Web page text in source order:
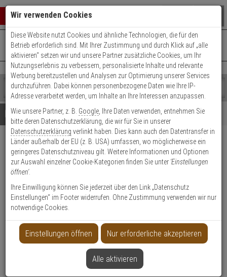
Warenkorb schließen
0 ARTIKEL IM WARENKORB
Ihr Warenkorb ist momentan leer.
Ergebnisse ()
Fertig
Shop
durchsuchen
Bitte
geben
Sie
mindestens
Zeichen
ein,
um
Suche
Es
wurde
noch
Kategorien
Suche
gestartet
+49 (0)821 899 493-0Mo. - Do.: 8:00 - 16:30 | Fr.: 8:00 - 14:00 Uhr
Kontaktservice nutzen
Details Beratung
IKON Verbindungsteile 1954
AUS=TH300 SGR
Produktmerkmale
Datenblatt drucken
Produktinformationen
Verbindungsteile
Wir verwenden Cookies
Diese Website nutzt Cookies und ähnliche Technologien, die für den
Betrieb erforderlich sind. Mit Ihrer Zustimmung und durch Klick auf „alle
aktivieren“ setzen wir und unsere Partner zusätzliche Cookies, um Ihr
Nutzungserlebnis zu verbessern, personalisierte Inhalte und relevante
Werbung bereitzustellen und Analysen zur Optimierung unserer Services
durchzuführen. Dabei können personenbezogene Daten wie Ihre IP-
Adresse verarbeitet werden, um Inhalte an Ihre Interessen anzupassen.
Wie unsere Partner, z. B. Google , Ihre Daten verwenden, entnehmen Sie
bitte deren Datenschutzerklärung, die wir für Sie in unserer
Datenschutzerklärung verlinkt haben. Dies kann auch den Datentransfer in
Länder außerhalb der EU (z. B. USA) umfassen, wo möglicherweise ein
geringeres Datenschutzniveau gilt. Weitere Informationen und Optionen
zur Auswahl einzelner Cookie-Kategorien finden Sie unter 'Einstellungen
öffnen'.
Ihre Einwilligung können Sie jederzeit über den Link „Datenschutz
Einstellungen“ im Footer widerrufen. Ohne Zustimmung verwenden wir nur
notwendige Cookies.
Einstellungen öffnen Nur erforderliche akzeptieren
Alle aktivieren